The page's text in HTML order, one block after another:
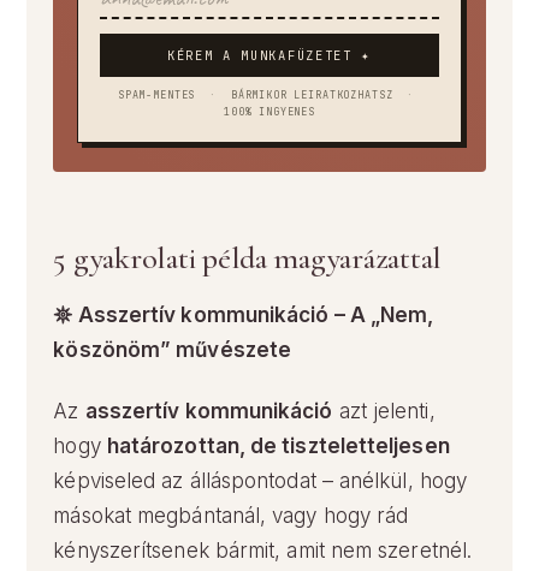
KÉREM A MUNKAFÜZETET ✦
SPAM-MENTES · BÁRMIKOR LEIRATKOZHATSZ
·
100% INGYENES
5 gyakrolati példa magyarázattal
𖤓 Asszertív kommunikáció – A „Nem,
köszönöm” művészete
Az asszertív kommunikáció azt jelenti,
hogy határozottan, de tiszteletteljesen
képviseled az álláspontodat – anélkül, hogy
másokat megbántanál, vagy hogy rád
kényszerítsenek bármit, amit nem szeretnél.